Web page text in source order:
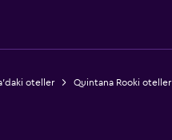
oteller Quintana Rooki oteller